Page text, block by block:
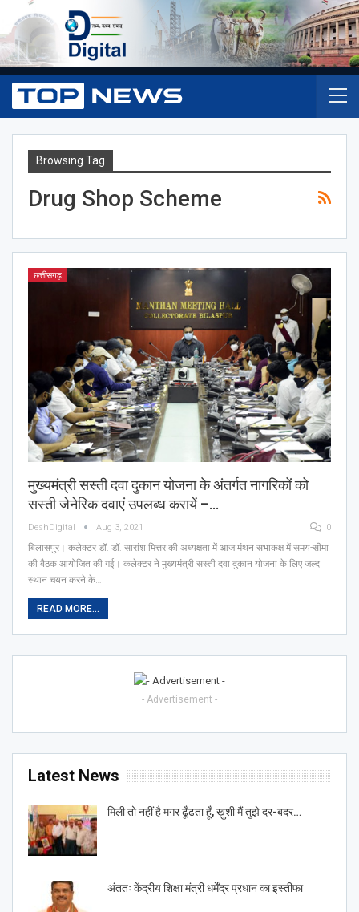
Browsing Tag
Drug Shop Scheme
छत्तीसगढ़
मुख्यमंत्री सस्ती दवा दुकान योजना के अंतर्गत नागरिकों को
सस्ती जेनेरिक दवाएं उपलब्ध करायें –…
DeshDigital Aug 3, 2021 0
बिलासपुर। कलेक्टर डॉ. डॉ. सारांश मित्तर की अध्यक्षता में आज मंथन सभाकक्ष में समय-सीमा
की बैठक आयोजित की गई। कलेक्टर ने मुख्यमंत्री सस्ती दवा दुकान योजना के लिए जल्द
स्थान चयन करने के…
READ MORE...
- Advertisement -
Latest News
मिली तो नहीं है मगर ढूँढता हूँ, ख़ुशी मैं तुझे दर-बदर…
अंततः केंद्रीय शिक्षा मंत्री धर्मेंद्र प्रधान का इस्तीफा